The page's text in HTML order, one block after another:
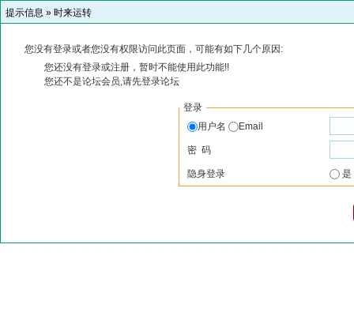
提示信息 » 时来运转
您没有登录或者您没有权限访问此页面，可能有如下几个原因:
您还没有登录或注册，暂时不能使用此功能!!
您还不是论坛会员,请先登录论坛
登录
用户名
Email
密 码
隐身登录